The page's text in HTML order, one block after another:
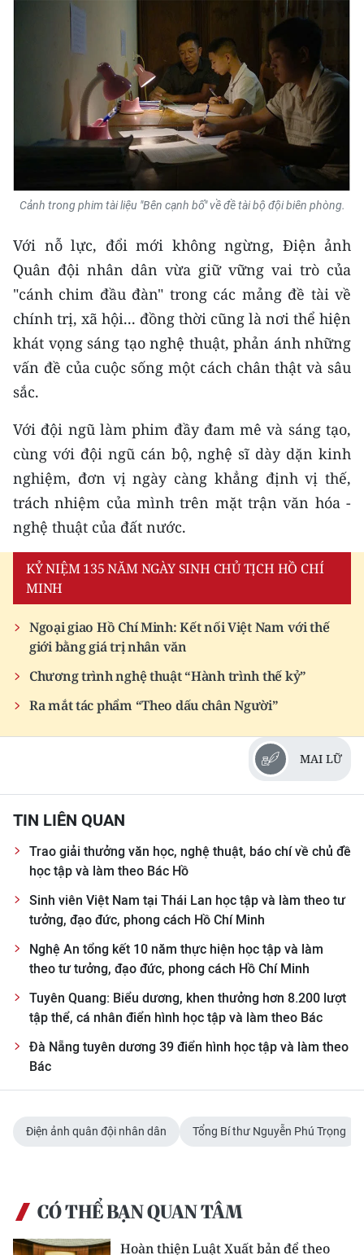
Cảnh trong phim tài liệu "Bên cạnh bố" về đề tài bộ đội biên phòng.
Với nỗ lực, đổi mới không ngừng, Điện ảnh
Quân đội nhân dân vừa giữ vững vai trò của
"cánh chim đầu đàn" trong các mảng đề tài về
chính trị, xã hội... đồng thời cũng là nơi thể hiện
khát vọng sáng tạo nghệ thuật, phản ánh những
vấn đề của cuộc sống một cách chân thật và sâu
sắc.
Với đội ngũ làm phim đầy đam mê và sáng tạo,
cùng với đội ngũ cán bộ, nghệ sĩ dày dặn kinh
nghiệm, đơn vị ngày càng khẳng định vị thế,
trách nhiệm của mình trên mặt trận văn hóa -
nghệ thuật của đất nước.
KỶ NIỆM 135 NĂM NGÀY SINH CHỦ TỊCH HỒ CHÍ
MINH
Ngoại giao Hồ Chí Minh: Kết nối Việt Nam với thế
giới bằng giá trị nhân văn
Chương trình nghệ thuật “Hành trình thế kỷ”
Ra mắt tác phẩm “Theo dấu chân Người”
MAI LỮ
TIN LIÊN QUAN
Trao giải thưởng văn học, nghệ thuật, báo chí về chủ đề
học tập và làm theo Bác Hồ
Sinh viên Việt Nam tại Thái Lan học tập và làm theo tư
tưởng, đạo đức, phong cách Hồ Chí Minh
Nghệ An tổng kết 10 năm thực hiện học tập và làm
theo tư tưởng, đạo đức, phong cách Hồ Chí Minh
Tuyên Quang: Biểu dương, khen thưởng hơn 8.200 lượt
tập thể, cá nhân điển hình học tập và làm theo Bác
Đà Nẵng tuyên dương 39 điển hình học tập và làm theo
Bác
Điện ảnh quân đội nhân dân Tổng Bí thư Nguyễn Phú Trọng
CÓ THỂ BẠN QUAN TÂM
Hoàn thiện Luật Xuất bản để theo